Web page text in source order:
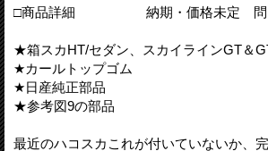
□商品詳細 納期・価格未定 問い
★箱スカHT/セダン、スカイラインGT＆
★カールトップゴム
★日産純正部品
★参考図9の部品
最近のハコスカこれが付いていないか、